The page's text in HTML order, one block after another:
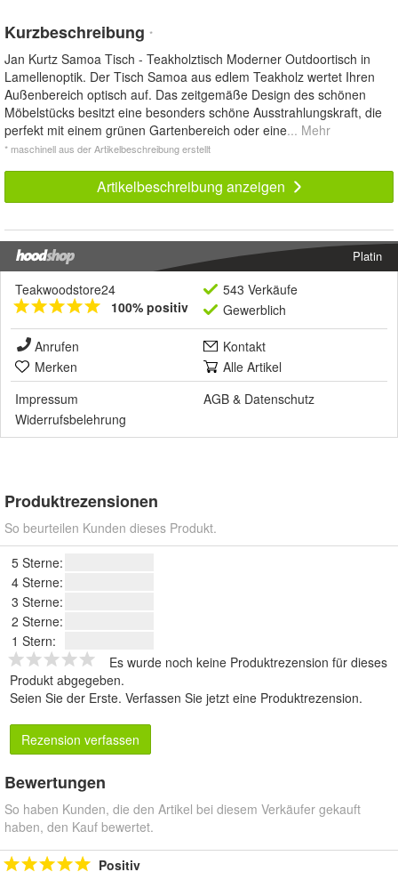
Kurzbeschreibung *
Jan Kurtz Samoa Tisch - Teakholztisch Moderner Outdoortisch in
Lamellenoptik. Der Tisch Samoa aus edlem Teakholz wertet Ihren
Außenbereich optisch auf. Das zeitgemäße Design des schönen
Möbelstücks besitzt eine besonders schöne Ausstrahlungskraft, die
perfekt mit einem grünen Gartenbereich oder eine... Mehr
* maschinell aus der Artikelbeschreibung erstellt
Artikelbeschreibung anzeigen
Platin
Teakwoodstore24
100% positiv
543 Verkäufe
Gewerblich
Anrufen
Kontakt
Merken
Alle Artikel
Impressum
AGB & Datenschutz
Widerrufsbelehrung
Produktrezensionen
So beurteilen Kunden dieses Produkt.
5 Sterne:
4 Sterne:
3 Sterne:
2 Sterne:
1 Stern:
Es wurde noch keine Produktrezension für dieses
Produkt abgegeben.
Seien Sie der Erste. Verfassen Sie jetzt eine Produktrezension.
Rezension verfassen
Bewertungen
So haben Kunden, die den Artikel bei diesem Verkäufer gekauft
haben, den Kauf bewertet.
Positiv